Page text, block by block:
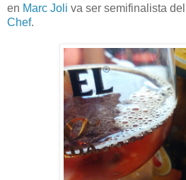
en Marc Joli va ser semifinalista del
Chef.